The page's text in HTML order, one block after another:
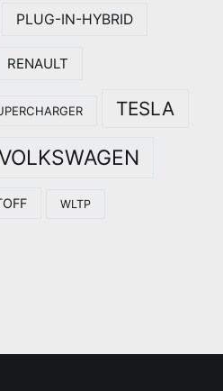
PLUG-IN-HYBRID
RENAULT
TESLA
WLTP